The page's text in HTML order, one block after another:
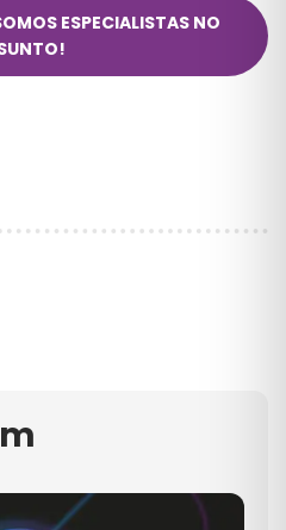
ESPECIALISTAS NO